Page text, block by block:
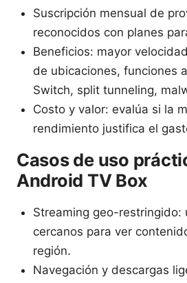
Suscripción mensual de
reconocidos con planes
Beneficios: mayor
de ubicaciones, funciones
Switch, split tunneling,
Costo y valor: evalúa si la
rendimiento justifica el
Casos de uso
Android TV Box
Streaming geo-restringido:
cercanos para ver
región.
Navegación y descargas